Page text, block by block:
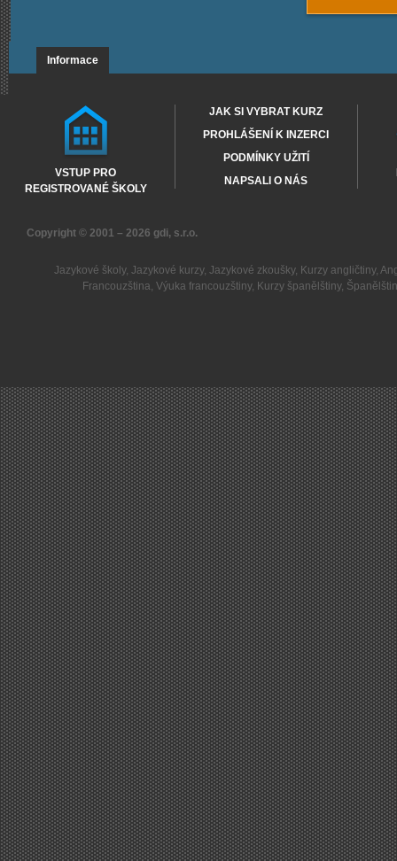
Informace
VSTUP PRO
REGISTROVANÉ ŠKOLY
JAK SI VYBRAT KURZ
PROHLÁŠENÍ K INZERCI
PODMÍNKY UŽITÍ
NAPSALI O NÁS
Copyright © 2001 – 2026 gdi, s.r.o.
Jazykové školy, Jazykové kurzy, Jazykové zkoušky, Kurzy angličtiny,
Francouzština,Výuka francouzštiny, Kurzy španělštiny,